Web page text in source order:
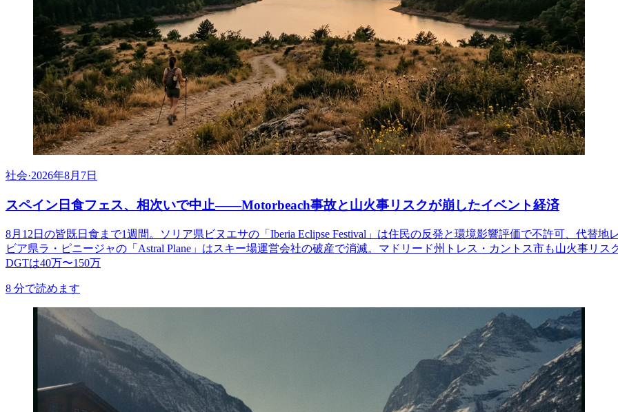
社会·2026年8月7日
スペイン日食フェス、相次いで中止――Motorbeach事故と山火事リスクが崩したイベント経済
8月12日の皆既日食まで1週間。ソリア県ビヌエサの「Iberia Eclipse Festival」は住民の反発と環境影響評価で不許可、代替
ビア県ラ・ピニージャの「Astral Plane」はスキー場運営会社の破産で消滅。マドリード州トレス・カントス市も山火事リ
DGTは40万〜150万
8 分で読めます